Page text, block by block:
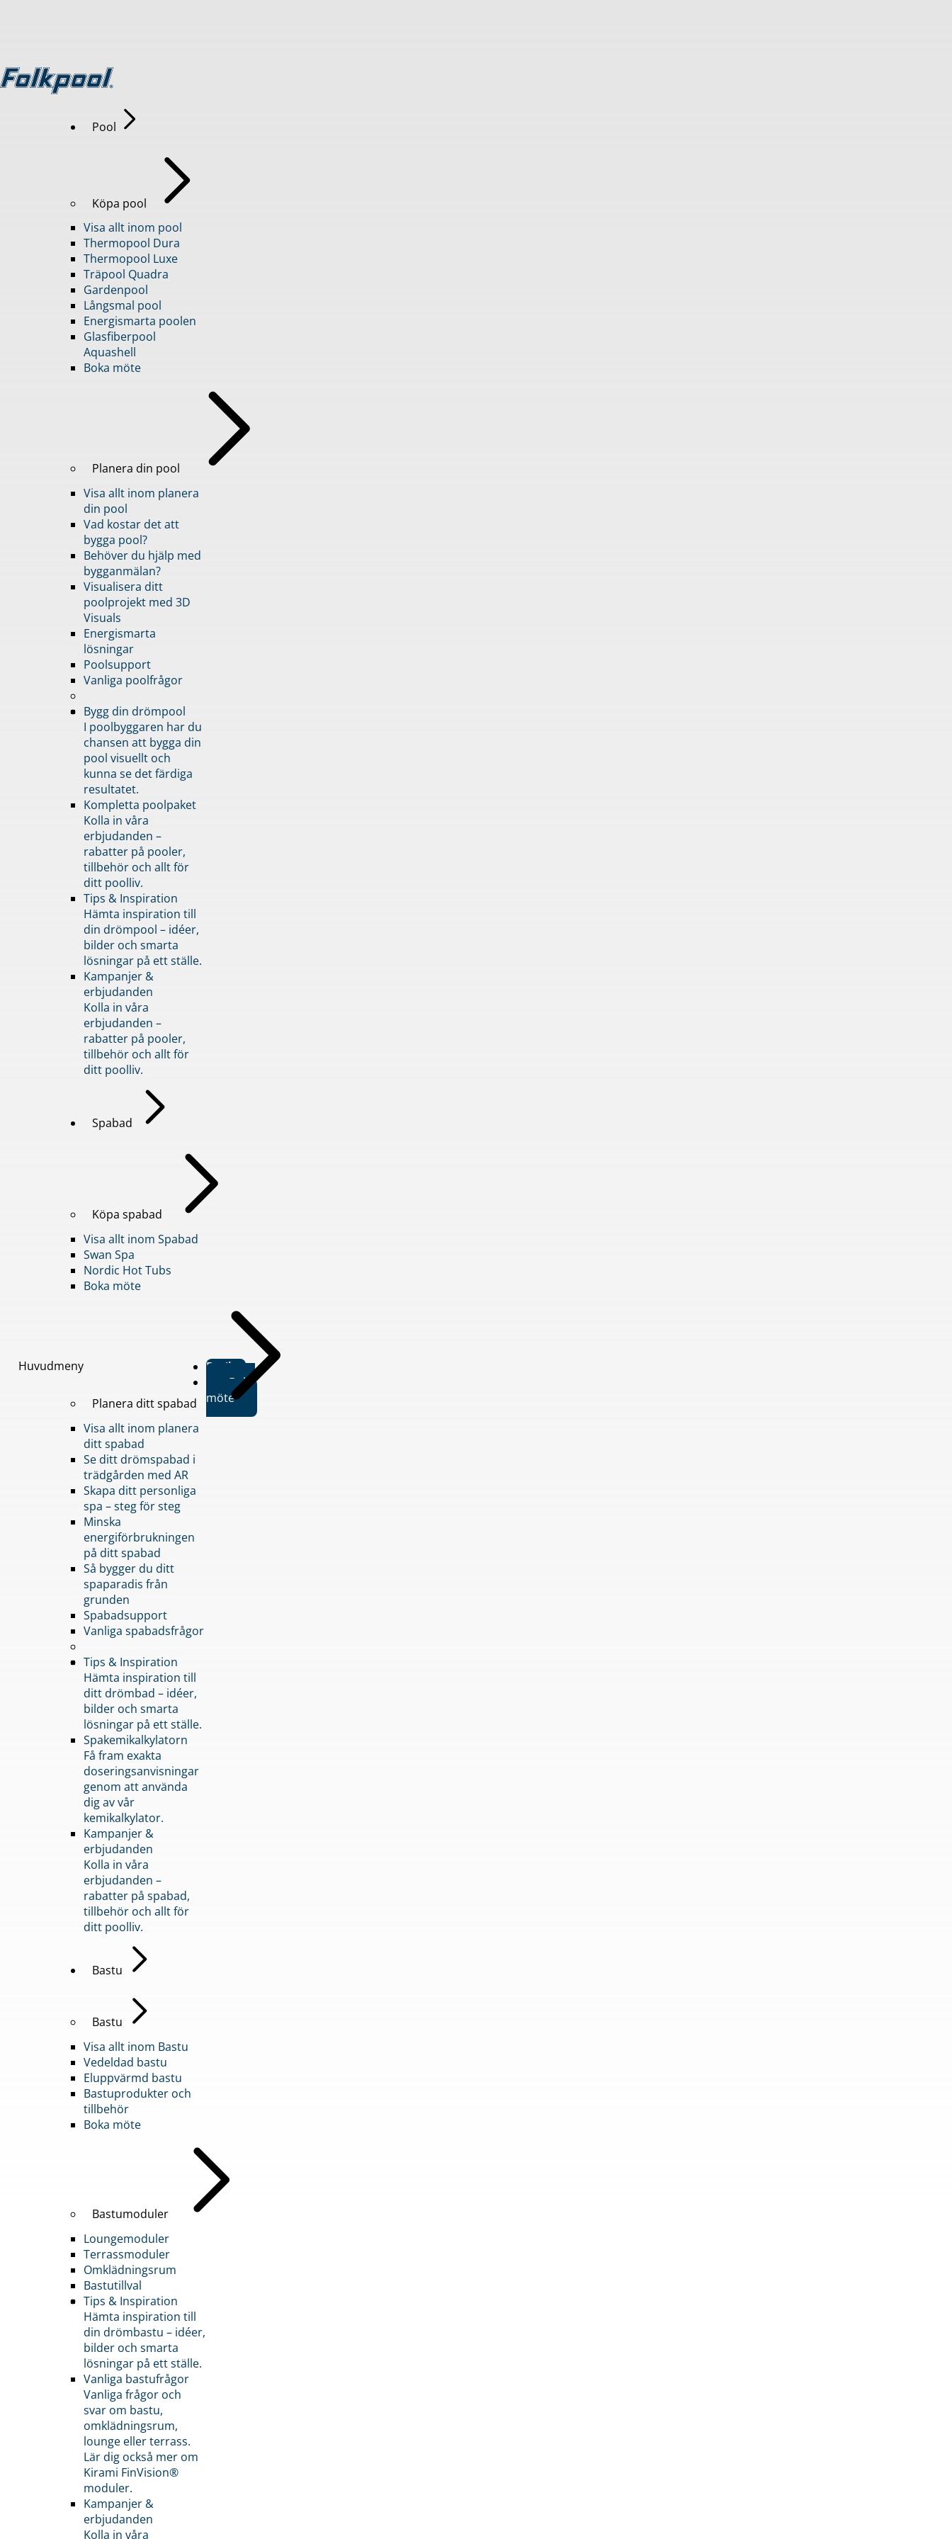
Huvudmeny
Pool
Köpa pool
Visa allt inom pool
Thermopool Dura
Thermopool Luxe
Träpool Quadra
Gardenpool
Långsmal pool
Energismarta poolen
Glasfiberpool
Aquashell
Boka möte
Planera din pool
Visa allt inom planera
din pool
Vad kostar det att
bygga pool?
Behöver du hjälp med
bygganmälan?
Visualisera ditt
poolprojekt med 3D
Visuals
Energismarta
lösningar
Poolsupport
Vanliga poolfrågor
Bygg din drömpool
I poolbyggaren har du
chansen att bygga din
pool visuellt och
kunna se det färdiga
resultatet.
Kompletta poolpaket
Kolla in våra
erbjudanden –
rabatter på pooler,
tillbehör och allt för
ditt poolliv.
Tips & Inspiration
Hämta inspiration till
din drömpool – idéer,
bilder och smarta
lösningar på ett ställe.
Kampanjer &
erbjudanden
Kolla in våra
erbjudanden –
rabatter på pooler,
tillbehör och allt för
ditt poolliv.
Spabad
Köpa spabad
Visa allt inom Spabad
Swan Spa
Nordic Hot Tubs
Boka möte
Planera ditt spabad
Visa allt inom planera
ditt spabad
Se ditt drömspabad i
trädgården med AR
Skapa ditt personliga
spa – steg för steg
Minska
energiförbrukningen
på ditt spabad
Så bygger du ditt
spaparadis från
grunden
Spabadsupport
Vanliga spabadsfrågor
Tips & Inspiration
Hämta inspiration till
ditt drömbad – idéer,
bilder och smarta
lösningar på ett ställe.
Spakemikalkylatorn
Få fram exakta
doseringsanvisningar
genom att använda
dig av vår
kemikalkylator.
Kampanjer &
erbjudanden
Kolla in våra
erbjudanden –
rabatter på spabad,
tillbehör och allt för
ditt poolliv.
Bastu
Bastu
Visa allt inom Bastu
Vedeldad bastu
Eluppvärmd bastu
Bastuprodukter och
tillbehör
Boka möte
Bastumoduler
Loungemoduler
Terrassmoduler
Omklädningsrum
Bastutillval
Tips & Inspiration
Hämta inspiration till
din drömbastu – idéer,
bilder och smarta
lösningar på ett ställe.
Vanliga bastufrågor
Vanliga frågor och
svar om bastu,
omklädningsrum,
lounge eller terrass.
Lär dig också mer om
Kirami FinVision®
moduler.
Kampanjer &
erbjudanden
Kolla in våra
Butiker
Boka
möte